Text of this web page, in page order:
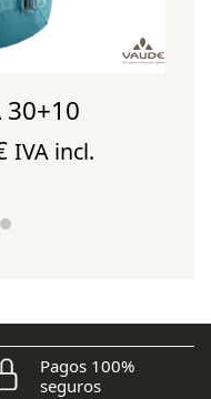
30+10
El
actual
IVA incl.
Pagos 100%
seguros